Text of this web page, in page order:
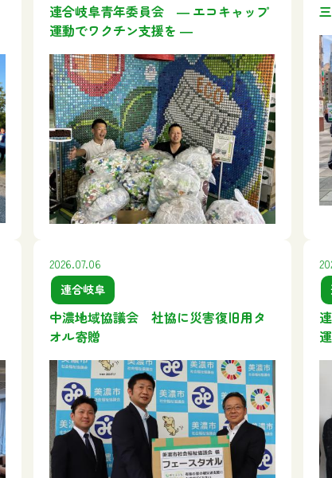
連合岐阜青年委員会 ― エコキャップ
運動でワクチン支援を ―
2026.07.06
連合岐阜
中濃地域協議会 社協に災害復旧用タ
オル寄贈